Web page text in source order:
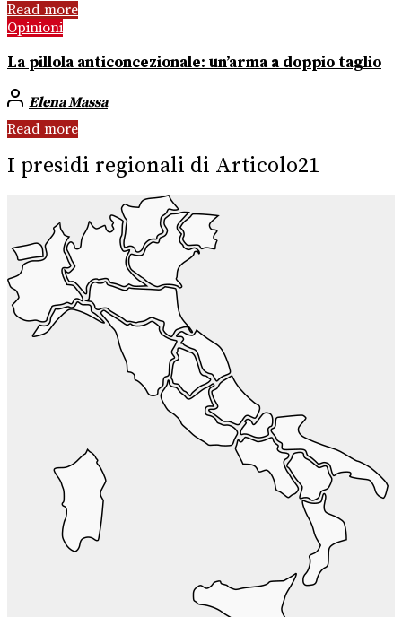
Read more
Opinioni
La pillola anticoncezionale: un’arma a doppio taglio
Elena Massa
Read more
I presidi regionali di Articolo21